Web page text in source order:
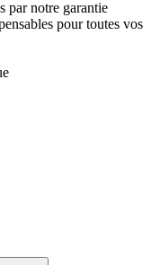
par notre garantie
pour toutes vos